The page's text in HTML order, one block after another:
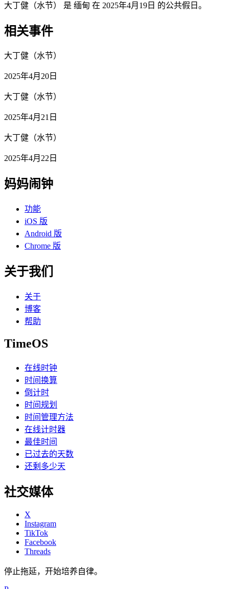
大丁健（水节） 是 缅甸 在 2025年4月19日 的公共假日。
相关事件
大丁健（水节）
2025年4月20日
大丁健（水节）
2025年4月21日
大丁健（水节）
2025年4月22日
妈妈闹钟
功能
iOS 版
Android 版
Chrome 版
关于我们
关于
博客
帮助
TimeOS
在线时钟
时间换算
倒计时
时间规划
时间管理方法
在线计时器
最佳时间
已过去的天数
还剩多少天
社交媒体
X
Instagram
TikTok
Facebook
Threads
停止拖延，开始培养自律。